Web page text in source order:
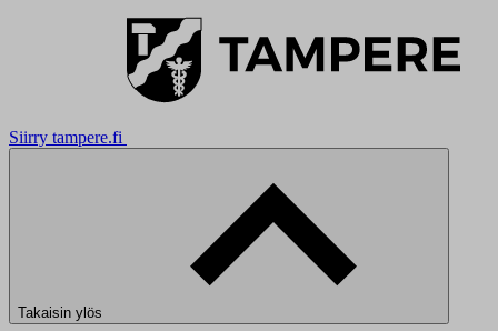
Siirry tampere.fi
Takaisin ylös